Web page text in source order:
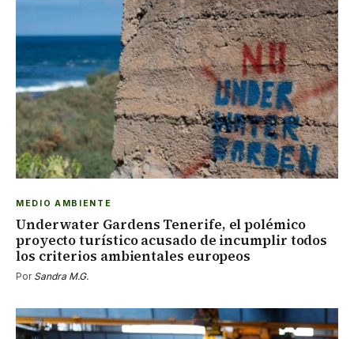
MEDIO AMBIENTE
Underwater Gardens Tenerife, el polémico
proyecto turístico acusado de incumplir todos
los criterios ambientales europeos
Por Sandra M.G.